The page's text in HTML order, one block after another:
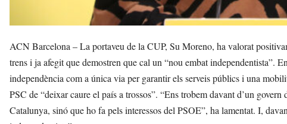
ACN Barcelona – La portaveu de la CUP, Su Moreno, ha valorat
trens i ja afegit que demostren que cal un “nou embat independentista”.
independència com a única via per garantir els serveis públics i una
PSC de “deixar caure el país a trossos”. “Ens trobem davant d’un
Catalunya, sinó que ho fa pels interessos del PSOE”, ha lamentat. I,